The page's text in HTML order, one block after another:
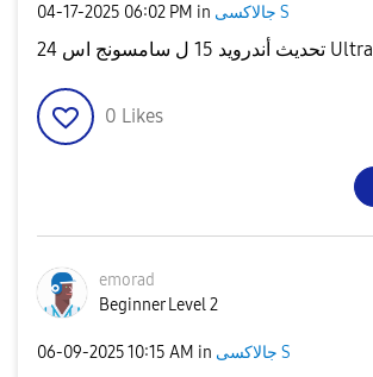
‎04-17-2025 06:02 PM in جالاكسى S
تحديث أندرويد 15 ل سامسونج اس 24 Ultra
0 Likes
emorad
Beginner Level 2
‎06-09-202510:15 AM in جالاكسى S